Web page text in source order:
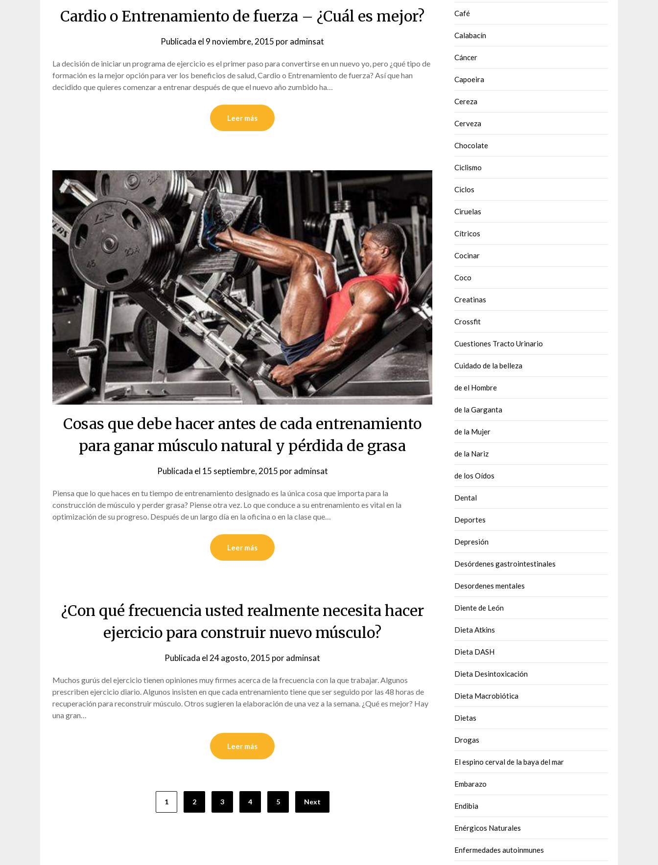
Cardio o Entrenamiento de fuerza – ¿Cuál es mejor?
Publicada el 9 noviembre, 2015 poradminsat
La decisión de iniciar un programa de ejercicio es el primer paso para convertirse en un nuevo yo, pero ¿qué tipo de
formación es la mejor opción para ver los beneficios de salud, Cardio o Entrenamiento de fuerza? Así que han
decidido que quieres comenzar a entrenar después de que el nuevo año zumbido ha…
Leer más
Cosas que debe hacer antes de cada entrenamiento
para ganar músculo natural y pérdida de grasa
Publicada el 15 septiembre, 2015 poradminsat
Piensa que lo que haces en tu tiempo de entrenamiento designado es la única cosa que importa para la
construcción de músculo y perder grasa? Piense otra vez. Lo que conduce a su entrenamiento es vital en la
optimización de su progreso. Después de un largo día en la oficina o en la clase que…
Leer más
¿Con qué frecuencia usted realmente necesita hacer
ejercicio para construir nuevo músculo?
Publicada el24 agosto, 2015 poradminsat
Muchos gurús del ejercicio tienen opiniones muy firmes acerca de la frecuencia con la que trabajar. Algunos
prescriben ejercicio diario. Algunos insisten en que cada entrenamiento tiene que ser seguido por las 48 horas de
recuperación para reconstruir músculo. Otros sugieren la elaboración de una vez a la semana. ¿Qué es mejor? Hay
una gran…
Leer más
1 2 3 4 5 Next
Café
Calabacín
Cáncer
Capoeira
Cereza
Cerveza
Chocolate
Ciclismo
Ciclos
Ciruelas
Cítricos
Cocinar
Coco
Creatinas
Crossfit
Cuestiones Tracto Urinario
Cuidado de la belleza
de el Hombre
de la Garganta
de la Mujer
de la Nariz
de los Oídos
Dental
Deportes
Depresión
Desórdenes gastrointestinales
Desordenes mentales
Diente de León
Dieta Atkins
Dieta DASH
Dieta Desintoxicación
Dieta Macrobiótica
Dietas
Drogas
El espino cerval de la baya del mar
Embarazo
Endibia
Enérgicos Naturales
Enfermedades autoinmunes